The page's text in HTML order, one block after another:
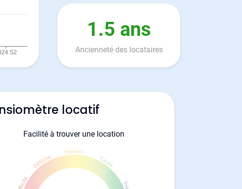
1.5 ans
Ancienneté des locataires
locatif
Facilité à trouver une location